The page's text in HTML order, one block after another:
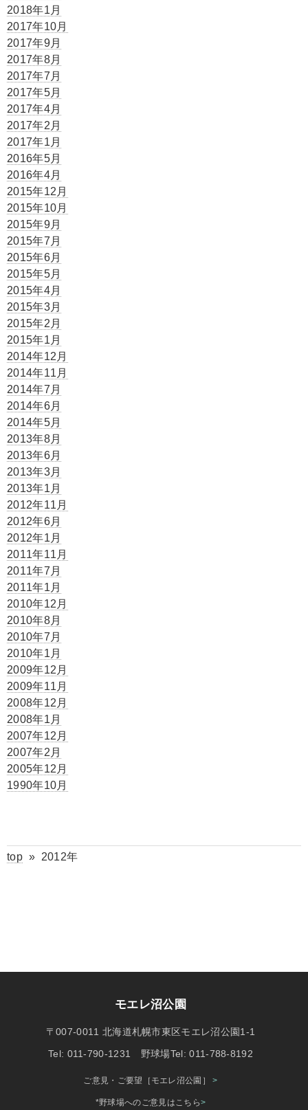
2018年1月
2017年10月
2017年9月
2017年8月
2017年7月
2017年5月
2017年4月
2017年2月
2017年1月
2016年5月
2016年4月
2015年12月
2015年10月
2015年9月
2015年7月
2015年6月
2015年5月
2015年4月
2015年3月
2015年2月
2015年1月
2014年12月
2014年11月
2014年7月
2014年6月
2014年5月
2013年8月
2013年6月
2013年3月
2013年1月
2012年11月
2012年6月
2012年1月
2011年11月
2011年7月
2011年1月
2010年12月
2010年8月
2010年7月
2010年1月
2009年12月
2009年11月
2008年12月
2008年1月
2007年12月
2007年2月
2005年12月
1990年10月
top» 2012年
モエレ沼公園
〒007-0011 北海道札幌市東区モエレ沼公園1-1
Tel: 011-790-1231 野球場Tel: 011-788-8192
ご意見・ご要望［モエレ沼公園］>
*野球場へのご意見はこちら>